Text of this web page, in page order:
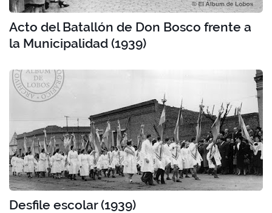
Acto del Batallón de Don Bosco frente a
la Municipalidad (1939)
Desfile escolar (1939)